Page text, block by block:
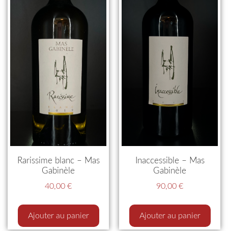
Rarissime blanc – Mas
Gabinèle
40,00 €
Ajouter au panier
Inaccessible – Mas
Gabinèle
90,00 €
Ajouter au panier